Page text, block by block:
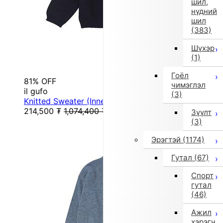
нүдний
шил
(383)
Шүхэр
(1)
Гоёл
чимэглэл
(3)
Зүүлт
(3)
Эрэгтэй (1174)
Гутал (67)
Спорт
гутал
(46)
Ажил
81% OFF
il gufo
Knitted Sweater (Inner) (Black)
214,500 ₮ 1,074,400 ₮